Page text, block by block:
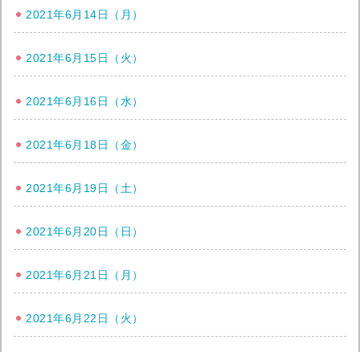
2021年6月14日（月）
2021年6月15日（火）
2021年6月16日（水）
2021年6月18日（金）
2021年6月19日（土）
2021年6月20日（日）
2021年6月21日（月）
2021年6月22日（火）